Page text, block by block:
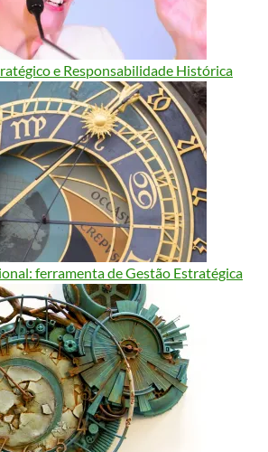
e Responsabilidade Histórica
ferramenta de Gestão Estratégica